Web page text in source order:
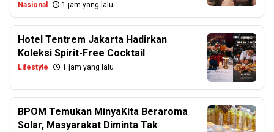
Nasional 1 jam yang lalu
Hotel Tentrem Jakarta Hadirkan
Koleksi Spirit-Free Cocktail
Lifestyle 1 jam yang lalu
BPOM Temukan MinyaKita Beraroma
Solar, Masyarakat Diminta Tak